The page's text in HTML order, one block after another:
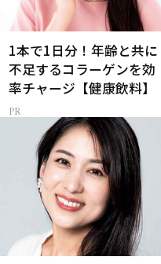
1本で1日分！年齢と共に
不足するコラーゲンを効
率チャージ【健康飲料】